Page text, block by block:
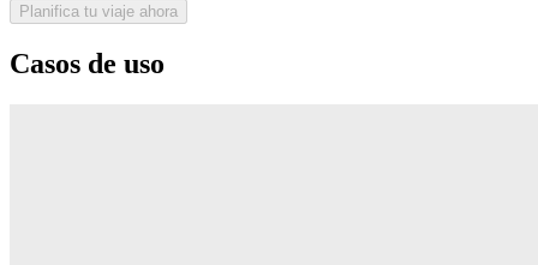
Planifica tu viaje ahora
Casos de uso